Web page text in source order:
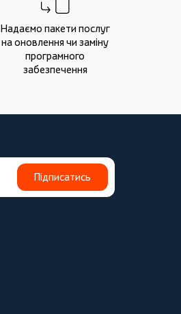
Надаємо пакети послуг
на оновлення чи заміну
програмного
забезпечення
Підписатись